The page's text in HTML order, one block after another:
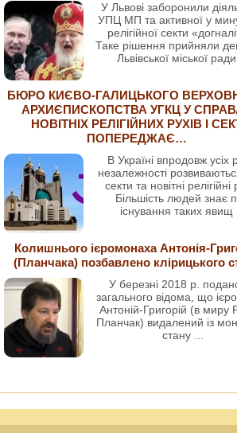
У Львові заборонили
УПЦ МП та активної у
релігійної секти
Таке рішення прийняли
Львівської міської ради
БЮРО КИЄВО-ГАЛИЦЬКОГО
АРХИЄПИСКОПСТВА УГКЦ У
НОВІТНІХ РЕЛІГІЙНИХ РУХІВ І
ПОПЕРЕДЖАЄ…
В Україні впродовж усіх
незалежності
секти та новітні релігійні
Більшість людей знає
існування таких явищ
Колишнього ієромонаха Антонія-
(Планчака) позбавлено клірицького
У березні 2018 р.
загального відома, що
Антоній-Григорій (в миру
Планчак) видалений із
стану ...